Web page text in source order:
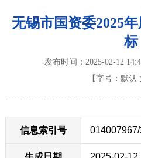
无锡市国资委2025
标
发布时间：2025-02-12
【字号： 默认
信息索引号